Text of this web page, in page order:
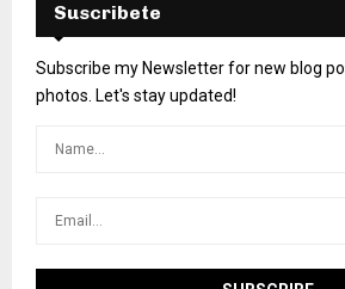
Suscribete
Subscribe my Newsletter for new blog
photos. Let's stay updated!